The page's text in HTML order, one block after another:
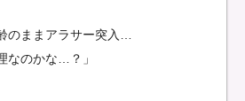
のままアラサー突入…
なのかな…？」